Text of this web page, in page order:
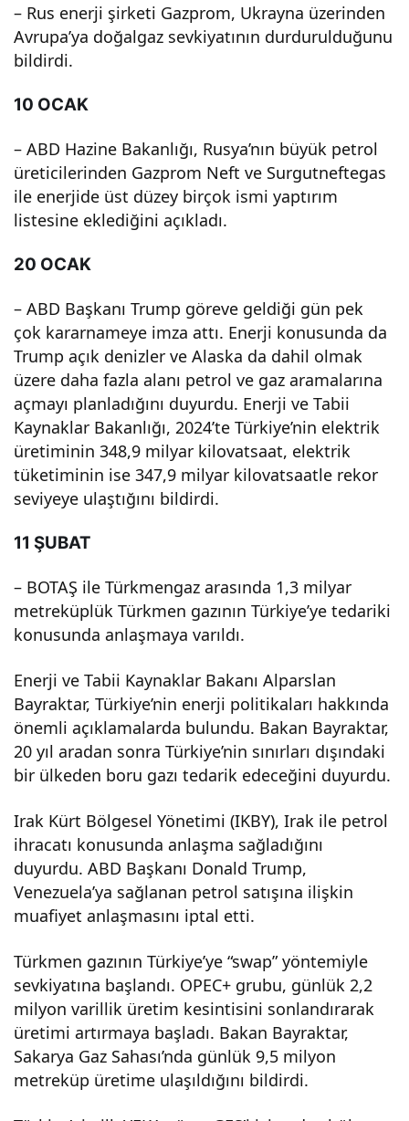
– Rus enerji şirketi Gazprom, Ukrayna üzerinden
Avrupa’ya doğalgaz sevkiyatının durdurulduğunu
bildirdi.
10 OCAK
– ABD Hazine Bakanlığı, Rusya’nın büyük petrol
üreticilerinden Gazprom Neft ve Surgutneftegas
ile enerjide üst düzey birçok ismi yaptırım
listesine eklediğini açıkladı.
20 OCAK
– ABD Başkanı Trump göreve geldiği gün pek
çok kararnameye imza attı. Enerji konusunda da
Trump açık denizler ve Alaska da dahil olmak
üzere daha fazla alanı petrol ve gaz aramalarına
açmayı planladığını duyurdu. Enerji ve Tabii
Kaynaklar Bakanlığı, 2024’te Türkiye’nin elektrik
üretiminin 348,9 milyar kilovatsaat, elektrik
tüketiminin ise 347,9 milyar kilovatsaatle rekor
seviyeye ulaştığını bildirdi.
11 ŞUBAT
– BOTAŞ ile Türkmengaz arasında 1,3 milyar
metreküplük Türkmen gazının Türkiye’ye tedariki
konusunda anlaşmaya varıldı.
Enerji ve Tabii Kaynaklar Bakanı Alparslan
Bayraktar, Türkiye’nin enerji politikaları hakkında
önemli açıklamalarda bulundu. Bakan Bayraktar,
20 yıl aradan sonra Türkiye’nin sınırları dışındaki
bir ülkeden boru gazı tedarik edeceğini duyurdu.
Irak Kürt Bölgesel Yönetimi (IKBY), Irak ile petrol
ihracatı konusunda anlaşma sağladığını
duyurdu. ABD Başkanı Donald Trump,
Venezuela’ya sağlanan petrol satışına ilişkin
muafiyet anlaşmasını iptal etti.
Türkmen gazının Türkiye’ye “swap” yöntemiyle
sevkiyatına başlandı. OPEC+ grubu, günlük 2,2
milyon varillik üretim kesintisini sonlandırarak
üretimi artırmaya başladı. Bakan Bayraktar,
Sakarya Gaz Sahası’nda günlük 9,5 milyon
metreküp üretime ulaşıldığını bildirdi.
ve
Öne
mli
Olay
lar